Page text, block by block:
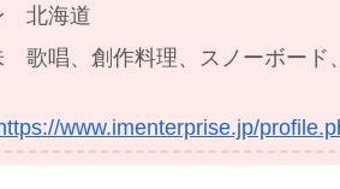
北海道
歌唱、創作料理、スノーボード
www.imenterprise.jp/